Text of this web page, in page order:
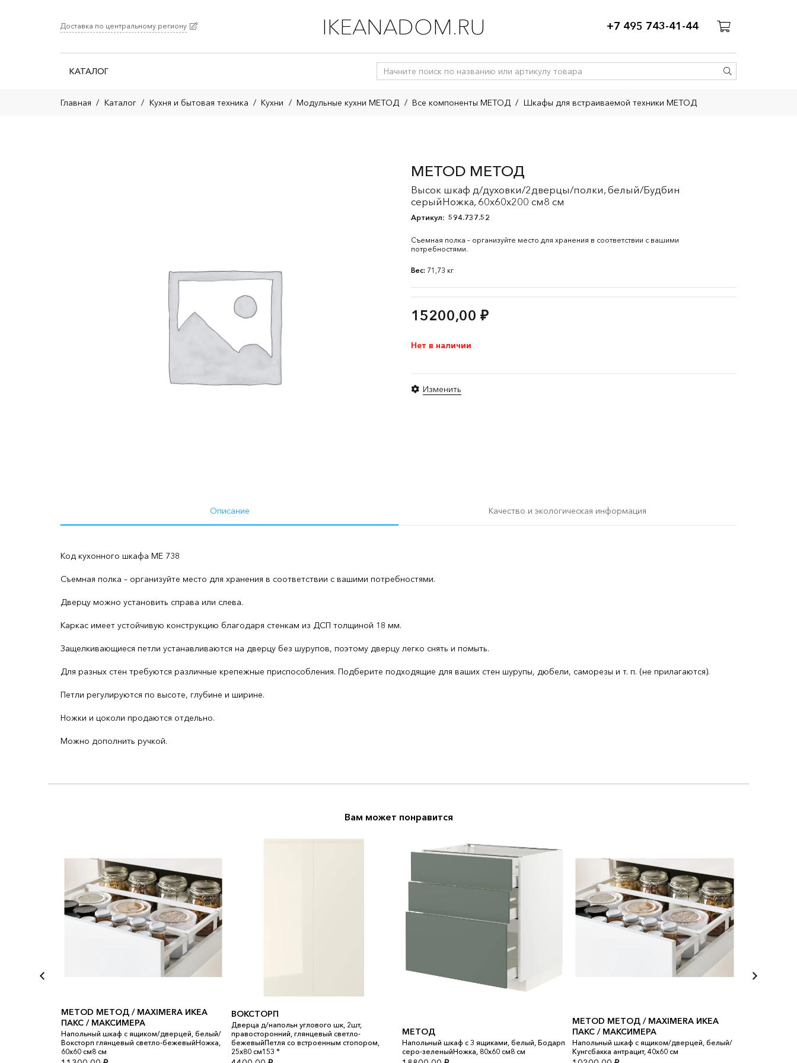
Доставка по центральному региону IKEANADOM.RU +7 495 743-41-44
КАТАЛОГ
Главная / Каталог / Кухня и бытовая техника / Кухни / Модульные кухни МЕТОД / Все компоненты МЕТОД / Шкафы для встраиваемой техники МЕТОД
METOD МЕТОД
Высок шкаф д/духовки/2дверцы/полки, белый/Будбин
серыйНожка, 60x60x200 см8 см
Артикул: 594.737.52
Съемная полка – организуйте место для хранения в соответствии с вашими
потребностями.
Вес: 71,73 кг
15200,00 ₽
Нет в наличии
Изменить
Описание Качество и экологическая информация
Код кухонного шкафа ME 738
Съемная полка – организуйте место для хранения в соответствии с вашими потребностями.
Дверцу можно установить справа или слева.
Каркас имеет устойчивую конструкцию благодаря стенкам из ДСП толщиной 18 мм.
Защелкивающиеся петли устанавливаются на дверцу без шурупов, поэтому дверцу легко снять и помыть.
Для разных стен требуются различные крепежные приспособления. Подберите подходящие для ваших стен шурупы, дюбели, саморезы и т. п. (не прилагаются).
Петли регулируются по высоте, глубине и ширине.
Ножки и цоколи продаются отдельно.
Можно дополнить ручкой.
Вам может понравится
METOD МЕТОД / MAXIMERA ИКЕА
ПАКС / МАКСИМЕРА
Напольный шкаф с ящиком/дверцей, белый/
Воксторп глянцевый светло-бежевыйНожка,
60x60 см8 см
ВОКСТОРП
Дверца д/напольн углового шк, 2шт,
правосторонний, глянцевый светло-
бежевыйПетля со встроенным стопором,
25x80 см153 °
МЕТОД
Напольный шкаф с 3 ящиками, белый, Бодарп
серо-зеленыйНожка, 80x60 см8 см
METOD МЕТОД / MAXIMERA ИКЕА
ПАКС / МАКСИМЕРА
Напольный шкаф с ящиком/дверцей, белый/
Кунгсбакка антрацит, 40x60 см